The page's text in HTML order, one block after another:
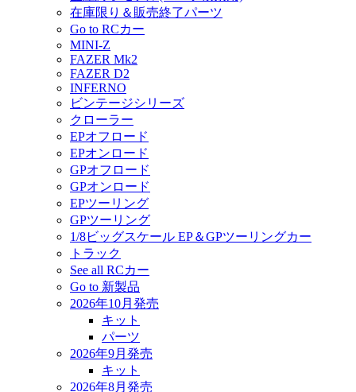
在庫限り＆販売終了パーツ
Go to RCカー
MINI-Z
FAZER Mk2
FAZER D2
INFERNO
ビンテージシリーズ
クローラー
EPオフロード
EPオンロード
GPオフロード
GPオンロード
EPツーリング
GPツーリング
1/8ビッグスケール EP＆GPツーリングカー
トラック
See all RCカー
Go to 新製品
2026年10月発売
キット
パーツ
2026年9月発売
キット
2026年8月発売